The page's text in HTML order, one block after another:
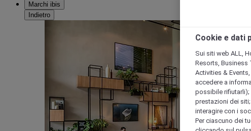
Marchi ibis
Indietro
Cookie e dati
Sui siti web ALL,
Resorts, Business
Activities &
accedere a
possibile rifiutarli);
prestazioni dei
interagire con i
Per ciascuno dei